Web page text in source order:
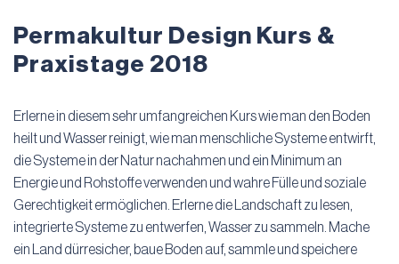
Permakultur Design Kurs &
Praxistage 2018
Erlerne in diesem sehr umfangreichen Kurs wie man den Boden
heilt und Wasser reinigt, wie man menschliche Systeme entwirft,
die Systeme in der Natur nachahmen und ein Minimum an
Energie und Rohstoffe verwenden und wahre Fülle und soziale
Gerechtigkeit ermöglichen. Erlerne die Landschaft zu lesen,
integrierte Systeme zu entwerfen, Wasser zu sammeln. Mache
ein Land dürresicher, baue Boden auf, sammle und speichere